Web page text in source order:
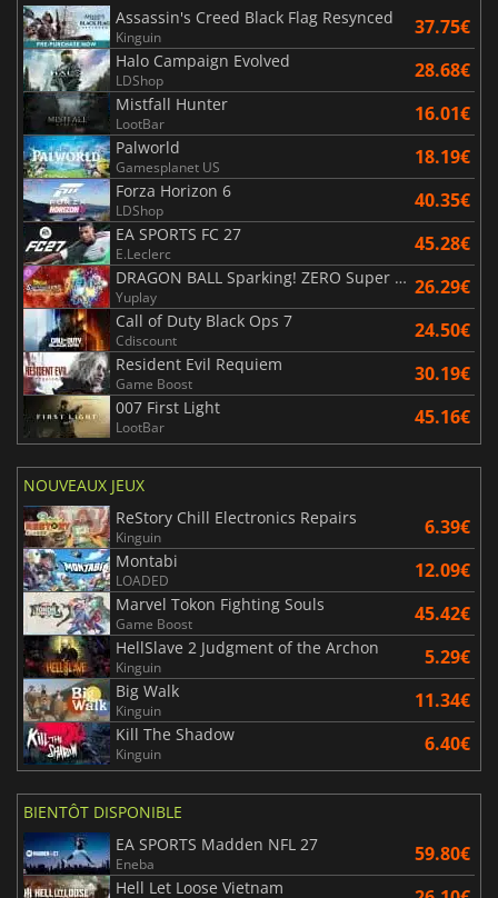
Assassin's Creed Black Flag Resynced
Kinguin 37.75€
Halo Campaign Evolved
LDShop 28.68€
Mistfall Hunter
LootBar 16.01€
Palworld
Gamesplanet US 18.19€
Forza Horizon 6
LDShop 40.35€
EA SPORTS FC 27
E.Leclerc 45.28€
DRAGON BALL Sparking! ZERO Super Limit Breaking NEO
Yuplay 26.29€
Call of Duty Black Ops 7
Cdiscount 24.50€
Resident Evil Requiem
Game Boost 30.19€
007 First Light
LootBar 45.16€
NOUVEAUX JEUX
ReStory Chill Electronics Repairs
Kinguin 6.39€
Montabi
LOADED 12.09€
Marvel Tokon Fighting Souls
Game Boost 45.42€
HellSlave 2 Judgment of the Archon
Kinguin 5.29€
Big Walk
Kinguin 11.34€
Kill The Shadow
Kinguin 6.40€
BIENTÔT DISPONIBLE
EA SPORTS Madden NFL 27
Eneba 59.80€
Hell Let Loose Vietnam